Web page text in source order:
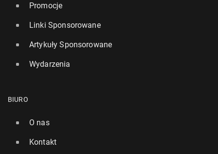
Promocje
Linki Sponsorowane
Artykuły Sponsorowane
Wydarzenia
BIURO
O nas
Kontakt